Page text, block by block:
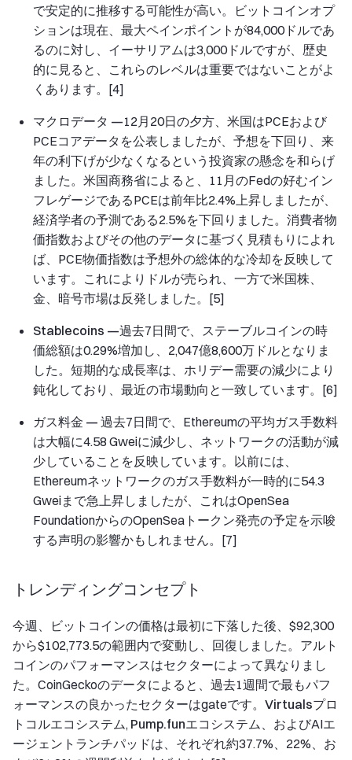
で安定的に推移する可能性が高い。ビットコインオプ
ションは現在、最大ペインポイントが84,000ドルであ
るのに対し、イーサリアムは3,000ドルですが、歴史
的に見ると、これらのレベルは重要ではないことがよ
くあります。[4]
マクロデータ —12月20日の夕方、米国はPCEおよび
PCEコアデータを公表しましたが、予想を下回り、来
年の利下げが少なくなるという投資家の懸念を和らげ
ました。米国商務省によると、11月のFedの好むイン
フレゲージであるPCEは前年比2.4%上昇しましたが、
経済学者の予測である2.5%を下回りました。消費者物
価指数およびその他のデータに基づく見積もりによれ
ば、PCE物価指数は予想外の総体的な冷却を反映して
います。これによりドルが売られ、一方で米国株、
金、暗号市場は反発しました。[5]
Stablecoins —過去7日間で、ステーブルコインの時
価総額は0.29%増加し、2,047億8,600万ドルとなりま
した。短期的な成長率は、ホリデー需要の減少により
鈍化しており、最近の市場動向と一致しています。[6]
ガス料金 — 過去7日間で、Ethereumの平均ガス手数料
は大幅に4.58 Gweiに減少し、ネットワークの活動が減
少していることを反映しています。以前には、
Ethereumネットワークのガス手数料が一時的に54.3
Gweiまで急上昇しましたが、これはOpenSea
FoundationからのOpenSeaトークン発売の予定を示唆
する声明の影響かもしれません。[7]
トレンディングコンセプト
今週、ビットコインの価格は最初に下落した後、$92,300
から$102,773.5の範囲内で変動し、回復しました。アルト
コインのパフォーマンスはセクターによって異なりまし
た。CoinGeckoのデータによると、過去1週間で最もパフ
ォーマンスの良かったセクターはgateです。 Virtualsプロ
トコルエコシステム, Pump.funエコシステム 、およびAIエ
ージェントランチパッドは、それぞれ約37.7%、22%、お